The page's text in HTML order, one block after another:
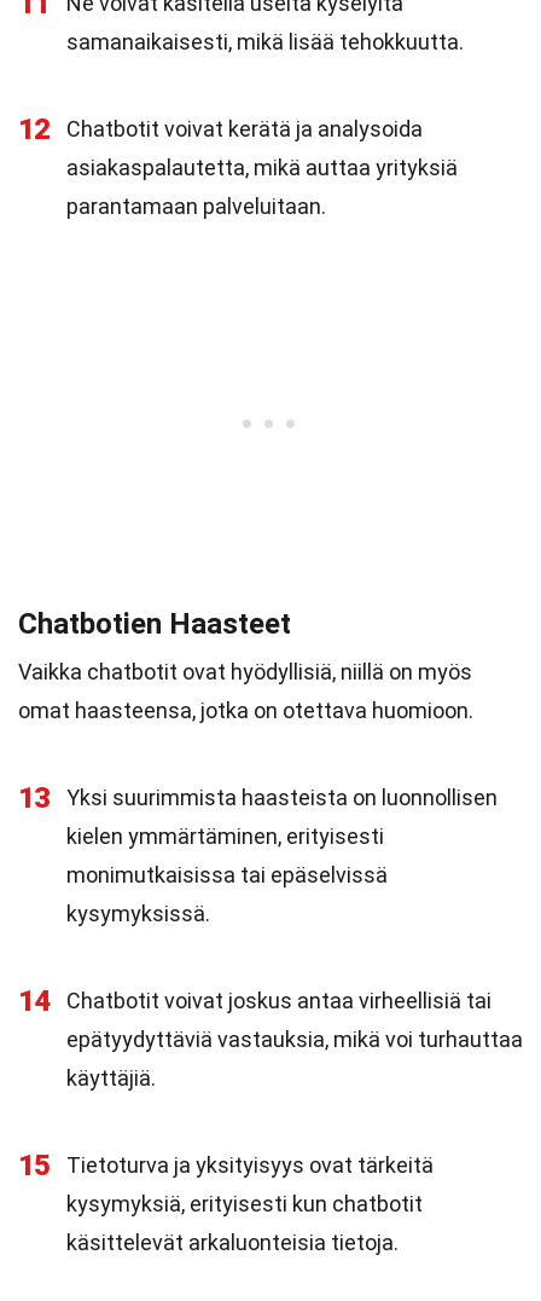
samanaikaisesti, mikä lisää tehokkuutta.
12
Chatbotit voivat kerätä ja analysoida
asiakaspalautetta, mikä auttaa yrityksiä
parantamaan palveluitaan.
Chatbotien Haasteet
Vaikka chatbotit ovat hyödyllisiä, niillä on myös
omat haasteensa, jotka on otettava huomioon.
13
Yksi suurimmista haasteista on luonnollisen
kielen ymmärtäminen, erityisesti
monimutkaisissa tai epäselvissä
kysymyksissä.
14
Chatbotit voivat joskus antaa virheellisiä tai
epätyydyttäviä vastauksia, mikä voi turhauttaa
käyttäjiä.
15
Tietoturva ja yksityisyys ovat tärkeitä
kysymyksiä, erityisesti kun chatbotit
käsittelevät arkaluonteisia tietoja.